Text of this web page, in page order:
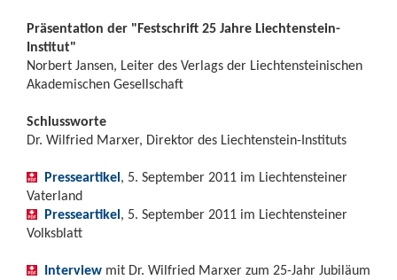
Präsentation der "Festschrift 25 Jahre Liechtenstein-
Institut"
Norbert Jansen, Leiter des Verlags der Liechtensteinischen
Akademischen Gesellschaft
Schlussworte
Dr. Wilfried Marxer, Direktor des Liechtenstein-Instituts
Presseartikel, 5. September 2011 im Liechtensteiner
Vaterland
Presseartikel, 5. September 2011 im Liechtensteiner
Volksblatt
Interview mit Dr. Wilfried Marxer zum 25-Jahr Jubiläum